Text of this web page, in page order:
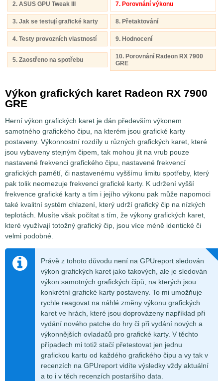
2. ASUS GPU Tweak III 7. Porovnání výkonu
3. Jak se testují grafické karty 8. Přetaktování
4. Testy provozních vlastností 9. Hodnocení
5. Zaostřeno na spotřebu
10. Porovnání Radeon RX 7900
GRE
Výkon grafických karet Radeon RX 7900
GRE
Herní výkon grafických karet je dán především výkonem
samotného grafického čipu, na kterém jsou grafické karty
postaveny. Výkonnostní rozdíly u různých grafických karet, které
jsou vybaveny stejným čipem, tak mohou jít na vrub pouze
nastavené frekvenci grafického čipu, nastavené frekvencí
grafických pamětí, či nastavenému vyššímu limitu spotřeby, který
pak tolik neomezuje frekvenci grafické karty. K udržení vyšší
frekvence grafické karty a tím i jejího výkonu pak může napomoci
také kvalitní systém chlazení, který udrží grafický čip na nízkých
teplotách. Musíte však počítat s tím, že výkony grafických karet,
které využívají totožný grafický čip, jsou více méně identické či
velmi podobné.
Právě z tohoto důvodu není na GPUreport sledován
výkon grafických karet jako takových, ale je sledován
výkon samotných grafických čipů, na kterých jsou
konkrétní grafické karty postaveny. To mi umožňuje
rychle reagovat na náhlé změny výkonu grafických
karet ve hrách, které jsou doprovázeny například při
vydání nového patche do hry či při vydání nových a
výkonnějších ovladačů pro grafické karty. V těchto
případech mi totiž stačí přetestovat jen jednu
grafickou kartu od každého grafického čipu a vy tak v
recenzích na GPUreport vidíte výsledky vždy aktuální
a to i v těch recenzích postaršího data.